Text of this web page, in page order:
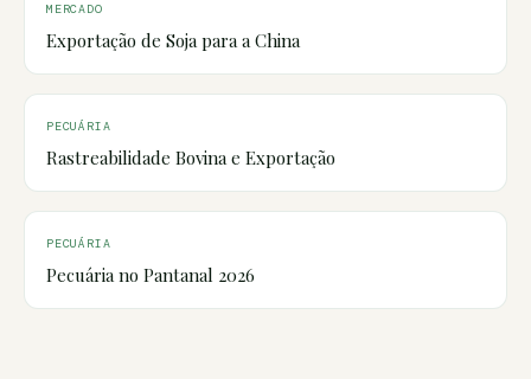
MERCADO
Exportação de Soja para a China
PECUÁRIA
Rastreabilidade Bovina e Exportação
PECUÁRIA
Pecuária no Pantanal 2026